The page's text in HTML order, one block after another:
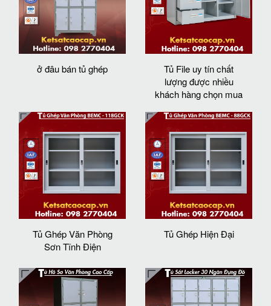
ở đâu bán tủ ghép
Tủ File uy tín chất
lượng được nhiều
khách hàng chọn mua
Tủ Ghép Văn Phòng
Sơn Tĩnh Điện
Tủ Ghép Hiện Đại